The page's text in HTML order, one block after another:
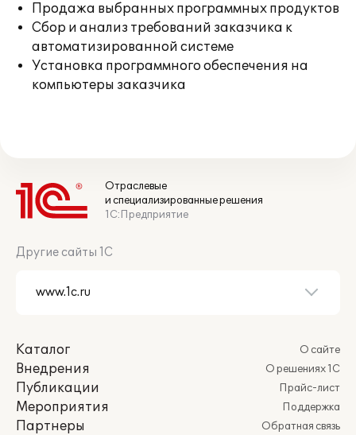
Продажа выбранных программных продуктов
Сбор и анализ требований заказчика к
автоматизированной системе
Установка программного обеспечения на
компьютеры заказчика
Отраслевые
и специализированные решения
1С:Предприятие
Другие сайты 1С
Каталог
Внедрения
Публикации
Мероприятия
Партнеры
О сайте
О решениях 1С
Прайс-лист
Поддержка
Обратная связь